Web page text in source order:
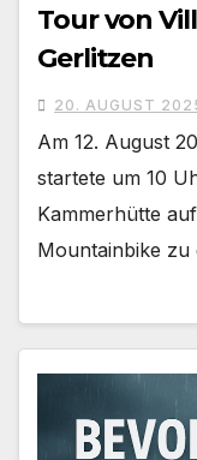
Tour von
Gerlitzen
20. AUGUST
Am 12. August
startete um 10
Kammerhütte
Mountainbike